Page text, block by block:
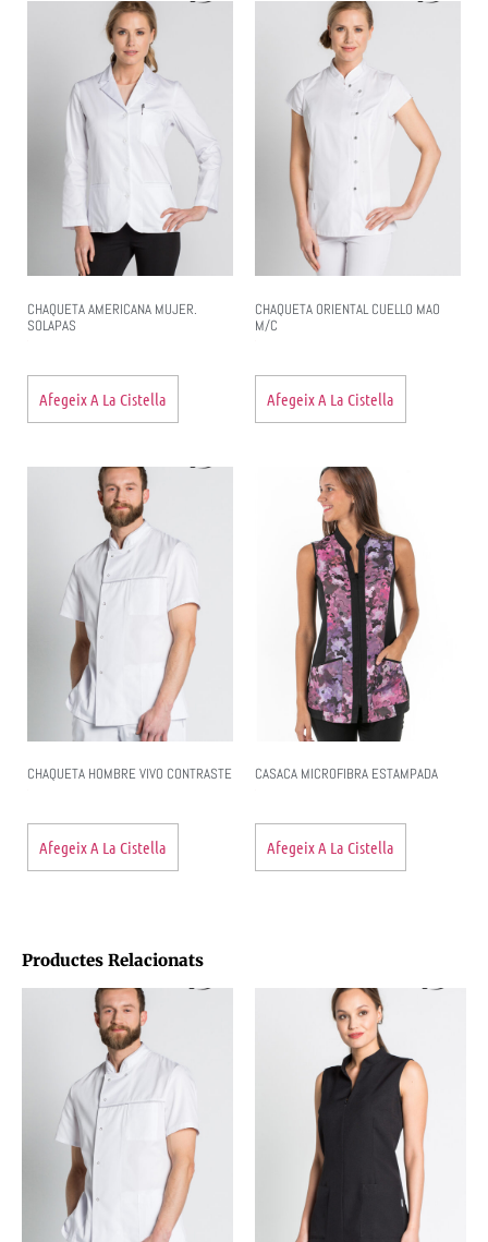
CHAQUETA AMERICANA MUJER.
SOLAPAS
Afegeix A La Cistella
CHAQUETA ORIENTAL CUELLO MAO
M/C
Afegeix A La Cistella
CHAQUETA HOMBRE VIVO CONTRASTE
Afegeix A La Cistella
CASACA MICROFIBRA ESTAMPADA
Afegeix A La Cistella
Productes Relacionats